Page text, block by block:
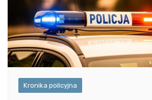
Kronika policyjna